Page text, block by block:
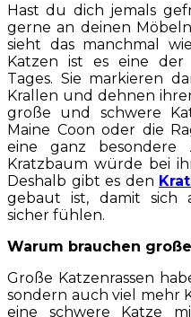
Hast du dich jemals
gerne an deinen
sieht das manchmal
Katzen ist es eine der
Tages. Sie markieren
Krallen und dehnen
große und schwere
Maine Coon oder die
eine ganz besondere
Kratzbaum würde bei
Deshalb gibt es den
gebaut ist, damit sich
sicher fühlen.
Warum brauchen
Große Katzenrassen
sondern auch viel mehr
eine schwere Katze